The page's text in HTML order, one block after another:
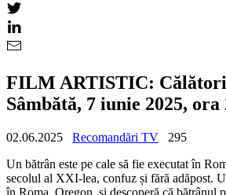
FILM ARTISTIC:
Sâmbătă, 7 iunie 2025, ora
02.06.2025 Recomandări TV
295
Un bătrân este pe cale să fie executat în
secolul al XXI-lea, confuz și fără adăpost.
în Roma, Oregon, și descoperă că bătrânul